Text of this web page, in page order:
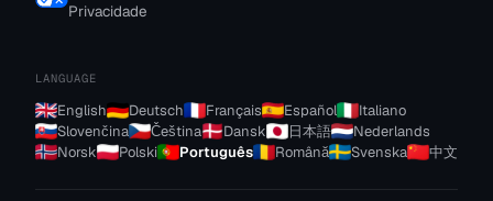
Privacidade
LANGUAGE
English Deutsch Français Español
Italiano
Slovenčina
Čeština Dansk 日本語
Nederlands
Norsk
Polski Português Română Svenska 中文